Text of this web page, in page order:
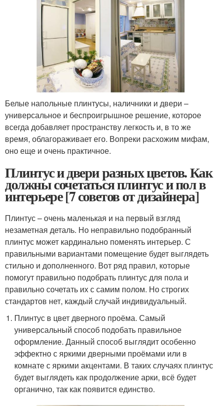
Белые напольные плинтусы, наличники и двери –
универсальное и беспроигрышное решение, которое
всегда добавляет пространству легкость и, в то же
время, облагораживает его. Вопреки расхожим мифам,
оно еще и очень практичное.
Плинтус и двери разных цветов. Как
должны сочетаться плинтус и пол в
интерьере [7 советов от дизайнера]
Плинтус – очень маленькая и на первый взгляд
незаметная деталь. Но неправильно подобранный
плинтус может кардинально поменять интерьер. С
правильными вариантами помещение будет выглядеть
стильно и дополненного. Вот ряд правил, которые
помогут правильно подобрать плинтус для пола и
правильно сочетать их с самим полом. Но строгих
стандартов нет, каждый случай индивидуальный.
Плинтус в цвет дверного проёма. Самый
универсальный способ подобать правильное
оформление. Данный способ выглядит особенно
эффектно с яркими дверными проёмами или в
комнате с яркими акцентами. В таких случаях плинтус
будет выглядеть как продолжение арки, всё будет
органично, так как появится единство.